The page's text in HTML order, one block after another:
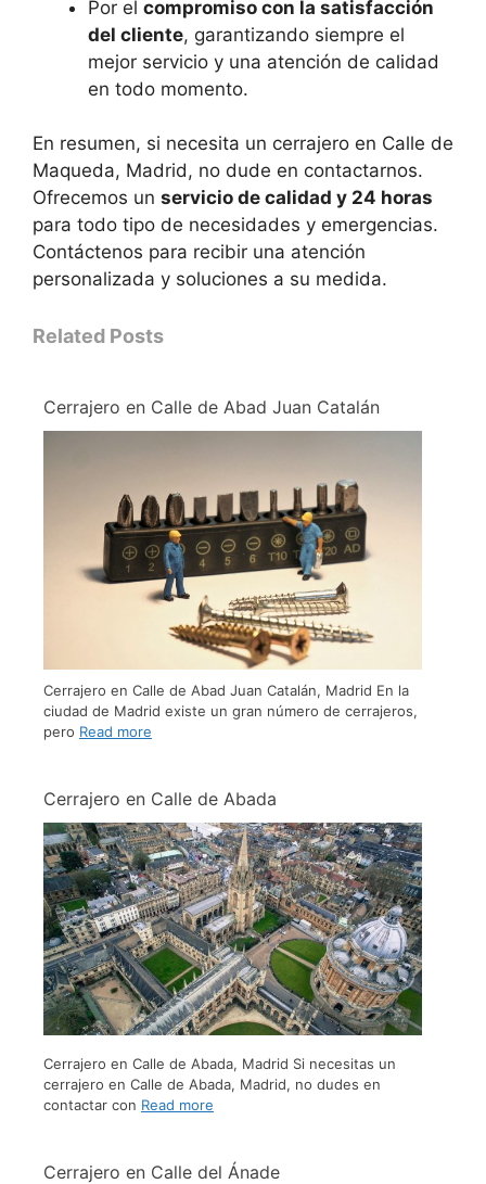
Por el compromiso con la satisfacción
del cliente, garantizando siempre el
mejor servicio y una atención de calidad
en todo momento.
En resumen, si necesita un cerrajero en Calle de
Maqueda, Madrid, no dude en contactarnos.
Ofrecemos un servicio de calidad y 24 horas
para todo tipo de necesidades y emergencias.
Contáctenos para recibir una atención
personalizada y soluciones a su medida.
Related Posts
Cerrajero en Calle de Abad Juan Catalán
Cerrajero en Calle de Abad Juan Catalán, Madrid En la
ciudad de Madrid existe un gran número de cerrajeros,
pero Read more
Cerrajero en Calle de Abada
Cerrajero en Calle de Abada, Madrid Si necesitas un
cerrajero en Calle de Abada, Madrid, no dudes en
contactar con Read more
Cerrajero en Calle del Ánade